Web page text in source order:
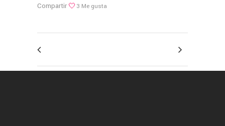
Compartir 3 Me gusta